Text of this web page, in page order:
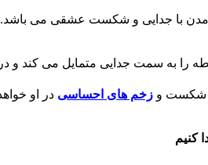
آمدن با جدایی و شکست عشقی می
را به سمت جدایی متمایل می کند
شکست و زخم های احساسی در او
کنیم